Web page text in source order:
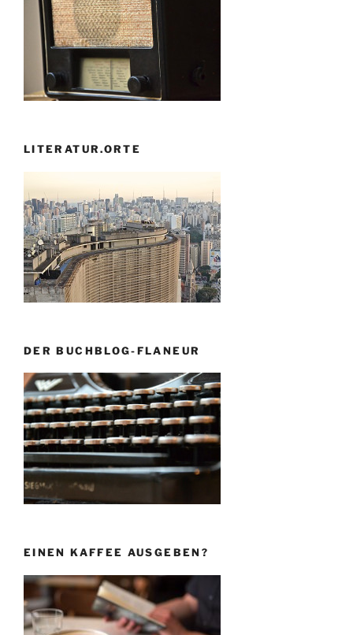
LITERATUR.ORTE
DER BUCHBLOG-FLANEUR
EINEN KAFFEE AUSGEBEN?